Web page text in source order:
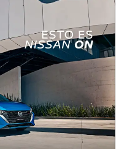
para abrir el
y no tardó en reflejarse
en zona alta
balón a Raúl Jiménez,
ángulo para firmar el 2-
Ángel “Tala” Rangel